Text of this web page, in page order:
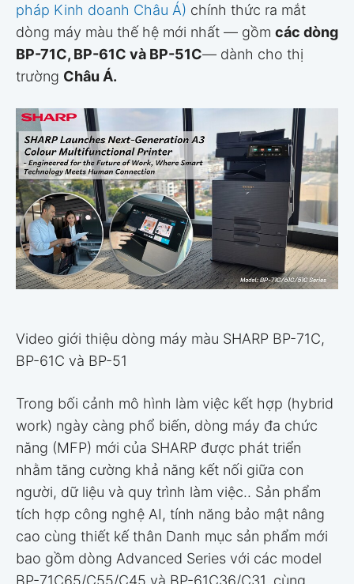
pháp Kinh doanh Châu Á) chính thức ra mắt
dòng máy màu thế hệ mới nhất — gồm các dòng
BP-71C, BP-61C và BP-51C— dành cho thị
trường Châu Á.
Video giới thiệu dòng máy màu SHARP BP-71C,
BP-61C và BP-51
Trong bối cảnh mô hình làm việc kết hợp (hybrid
work) ngày càng phổ biến, dòng máy đa chức
năng (MFP) mới của SHARP được phát triển
nhằm tăng cường khả năng kết nối giữa con
người, dữ liệu và quy trình làm việc.. Sản phẩm
tích hợp công nghệ AI, tính năng bảo mật nâng
cao cùng thiết kế thân Danh mục sản phẩm mới
bao gồm dòng Advanced Series với các model
BP-71C65/C55/C45 và BP-61C36/C31, cùng